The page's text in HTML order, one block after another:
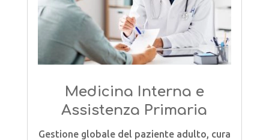
Medicina Interna e
Assistenza Primaria
Gestione globale del paziente adulto, cura